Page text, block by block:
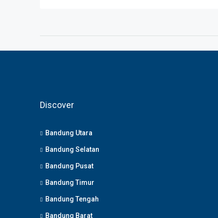
Discover
Bandung Utara
Bandung Selatan
Bandung Pusat
Bandung Timur
Bandung Tengah
Bandung Barat